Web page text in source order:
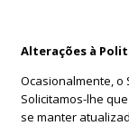
Alterações à
Ocasionalmente, o
Solicitamos-lhe
se manter